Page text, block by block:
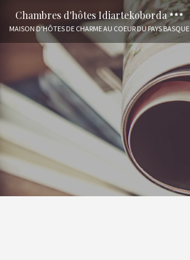
Chambres d'hôtes Idiartekoborda
MAISON D'HÔTES DE CHARME AU COEUR DU PAYS BASQUE